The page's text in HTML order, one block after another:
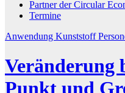
Partner der Circular
Termine
Anwendung Kunststoff
Veränderung
Punkt und